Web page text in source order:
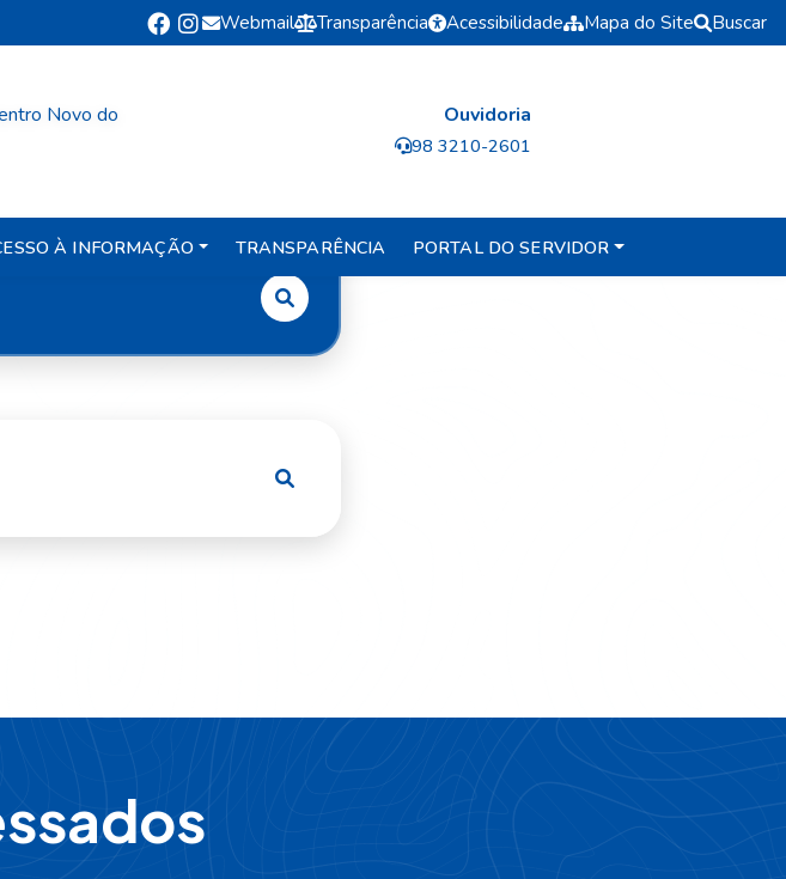
Webmail Transparência Acessibilidade Mapa do Site Buscar
Ouvidoria
98 3210-2601
À INFORMAÇÃO TRANSPARÊNCIA PORTAL DO SERVIDOR
ssados